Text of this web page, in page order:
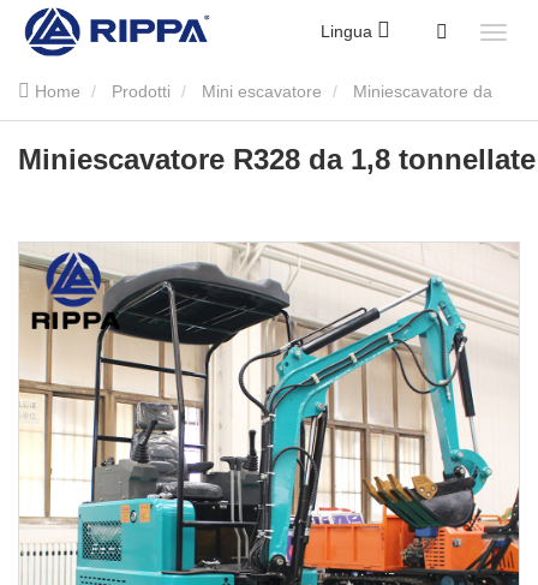
Lingua
Home Prodotti Mini escavatore Miniescavatore da
1,8 tonnellate Miniescavatore R328 da 1,8 tonnellate
Miniescavatore R328 da 1,8 tonnellate